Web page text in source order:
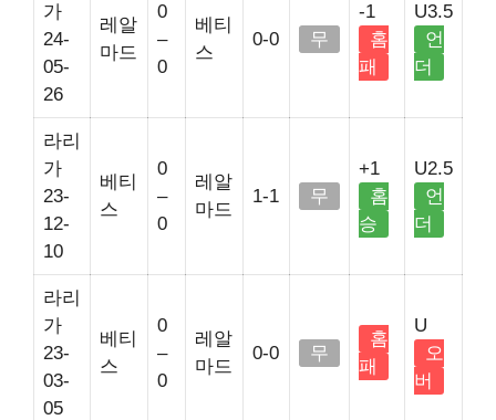
가
24-
05-
26
레알
마드
0
–
0
베티
스
0-0 무
-1
홈
패
U3.5
언
더
라리
가
23-
12-
10
베티
스
0
–
0
레알
마드
1-1 무
+1
홈
승
U2.5
언
더
라리
가
23-
03-
05
베티
스
0
–
0
레알
마드
0-0 무
홈
패
U
오
버